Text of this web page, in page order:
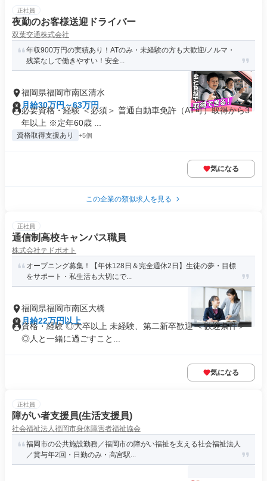
正社員
夜勤のお客様送迎ドライバー
双葉交通株式会社
年収900万円の実績あり！ATのみ・未経験の方も大歓迎/ノルマ・
残業なしで働きやすい！安全...
福岡県福岡市南区清水
月給30万円～63万円
必要資格・経験 ＜必須＞ 普通自動車免許（AT可）取得から3
年以上 ※定年60歳 ...
資格取得支援あり +5個
気になる
この企業の類似求人を見る
正社員
通信制高校キャンパス職員
株式会社テドポオト
オープニング募集！【年休128日＆完全週休2日】生徒の夢・目標
をサポート・私生活も大切にで...
福岡県福岡市南区大橋
月給22万円以上
資格・経験 ◎大卒以上 未経験、第二新卒歓迎 ＜歓迎条件＞
◎人と一緒に過ごすこと...
気になる
正社員
障がい者支援員(生活支援員)
社会福祉法人福岡市身体障害者福祉協会
福岡市の公共施設勤務／福岡市の障がい福祉を支える社会福祉法人
／賞与年2回・日勤のみ・高宮駅...